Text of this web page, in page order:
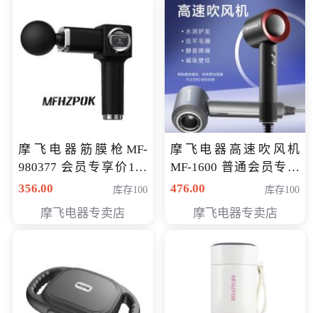
摩飞电器筋膜枪MF-
980377 会员专享价199
元
356.00 库存100
摩飞电器专卖店
摩飞电器高速吹风机
MF-1600 普通会员专享
价298元
476.00 库存100
摩飞电器专卖店